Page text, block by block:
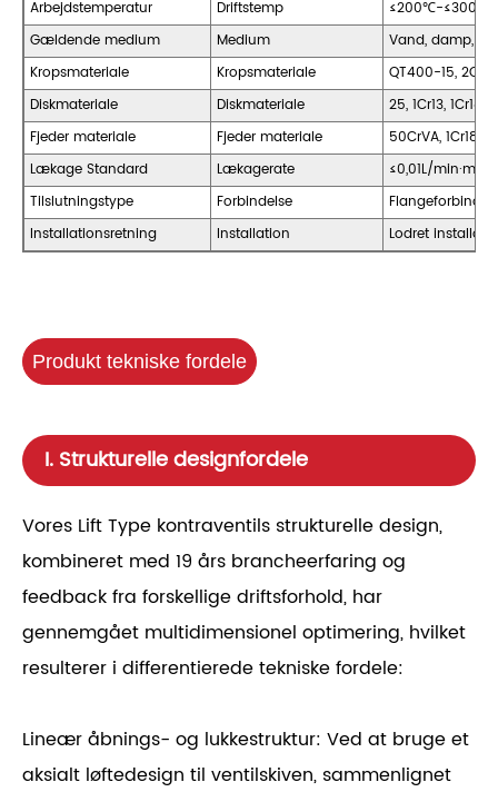
Arbejdstemperatur
Driftstemp
≤200℃-≤300℃
Gældende medium
Medium
Vand, damp,
Kropsmateriale
Kropsmateriale
QT400-15,
Diskmateriale
Diskmateriale
25, 1Cr13,
Fjeder materiale
Fjeder materiale
50CrVA,
Lækage Standard
Lækagerate
≤0,01L/min·m
Tilslutningstype
Forbindelse
Installationsretning
Installation Lodret
Produkt tekniske fordele
I. Strukturelle designfordele
Vores Lift Type kontraventils strukturelle design,
kombineret med 19 års brancheerfaring og
feedback fra forskellige driftsforhold, har
gennemgået multidimensionel optimering, hvilket
resulterer i differentierede tekniske fordele:
Lineær åbnings- og lukkestruktur: Ved at bruge et
aksialt løftedesign til ventilskiven, sammenlignet